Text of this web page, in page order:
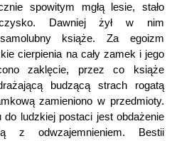
spowitym mgłą lesie, stało
Dawniej żył w nim
książe. Za egoizm
cierpienia na cały zamek i jego
zaklęcie, przez co książe
budzącą strach rogatą
zamieniono w przedmioty.
do ludzkiej postaci jest obdażenie
z odwzajemnieniem. Bestii